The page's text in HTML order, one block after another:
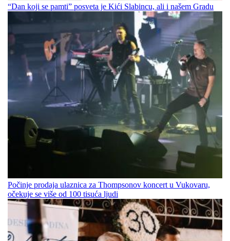
“Dan koji se pamti” posveta je Kići Slabincu, ali i našem Gradu
Počinje prodaja ulaznica za Thompsonov koncert u Vukovaru,
očekuje se više od 100 tisuća ljudi